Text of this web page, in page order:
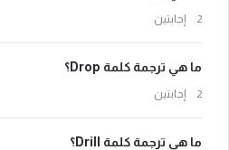
‫2 إجابتين
ما هي ترجمة كلمة Drop؟
‫2 إجابتين
ما هي ترجمة كلمة Drill؟